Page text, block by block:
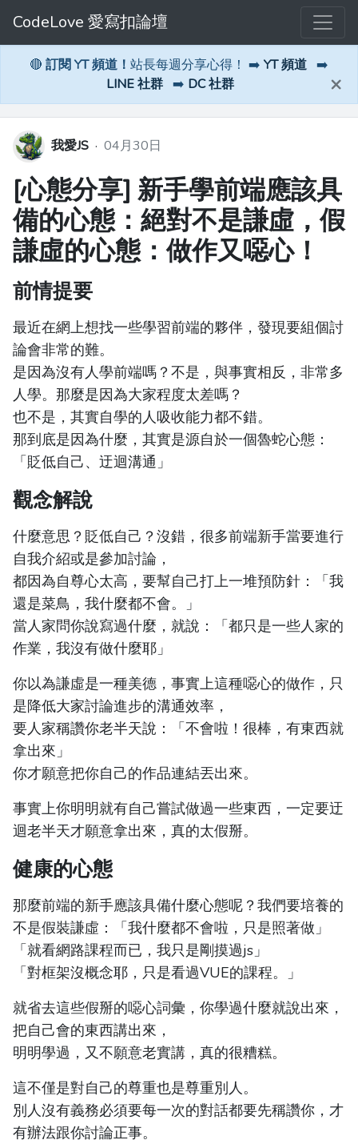
CodeLove 愛寫扣論壇
🔴 訂閱 YT 頻道！ 站長每週分享心得！ ➡️ YT 頻道 ➡️
LINE 社群 ➡️ DC 社群 ×
我愛JS · 04月30日
[心態分享] 新手學前端應該具
備的心態：絕對不是謙虛，假
謙虛的心態：做作又噁心！
前情提要
最近在網上想找一些學習前端的夥伴，發現要組個討
論會非常的難。
是因為沒有人學前端嗎？不是，與事實相反，非常多
人學。那麼是因為大家程度太差嗎？
也不是，其實自學的人吸收能力都不錯。
那到底是因為什麼，其實是源自於一個魯蛇心態：
「貶低自己、迂迴溝通」
觀念解說
什麼意思？貶低自己？沒錯，很多前端新手當要進行
自我介紹或是參加討論，
都因為自尊心太高，要幫自己打上一堆預防針：「我
還是菜鳥，我什麼都不會。」
當人家問你說寫過什麼，就說：「都只是一些人家的
作業，我沒有做什麼耶」
你以為謙虛是一種美德，事實上這種噁心的做作，只
是降低大家討論進步的溝通效率，
要人家稱讚你老半天說：「不會啦！很棒，有東西就
拿出來」
你才願意把你自己的作品連結丟出來。
事實上你明明就有自己嘗試做過一些東西，一定要迂
迴老半天才願意拿出來，真的太假掰。
健康的心態
那麼前端的新手應該具備什麼心態呢？我們要培養的
不是假裝謙虛：「我什麼都不會啦，只是照著做」
「就看網路課程而已，我只是剛摸過js」
「對框架沒概念耶，只是看過VUE的課程。」
就省去這些假掰的噁心詞彙，你學過什麼就說出來，
把自己會的東西講出來，
明明學過，又不願意老實講，真的很糟糕。
這不僅是對自己的尊重也是尊重別人。
別人沒有義務必須要每一次的對話都要先稱讚你，才
有辦法跟你討論正事。